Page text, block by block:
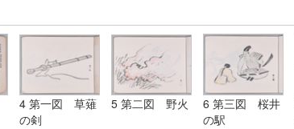
4 第一図 草薙
の剣
5 第二図 野火
6 第三図 桜井
の駅